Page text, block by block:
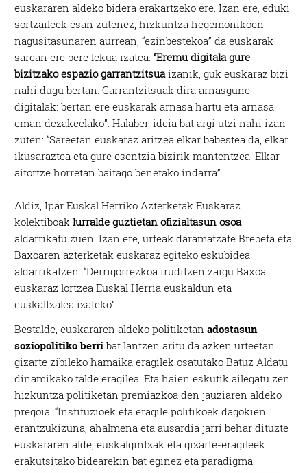
euskararen aldeko bidera erakartzeko ere. Izan ere, eduki
sortzaileek esan zutenez, hizkuntza hegemonikoen
nagusitasunaren aurrean, “ezinbestekoa” da euskarak
sarean ere bere lekua izatea:“Eremu digitala gure
bizitzako espazio garrantzitsuaizanik, guk euskaraz bizi
nahi dugu bertan. Garrantzitsuak dira arnasgune
digitalak: bertan ere euskarak arnasa hartu eta arnasa
eman dezakeelako”. Halaber, ideia bat argi utzi nahi izan
zuten: “Sareetan euskaraz aritzea elkar babestea da, elkar
ikusaraztea eta gure esentzia bizirik mantentzea. Elkar
aitortze horretan baitago benetako indarra”.
Aldiz, Ipar Euskal Herriko Azterketak Euskaraz
kolektiboak lurralde guztietan ofizialtasun osoa
aldarrikatu zuen. Izan ere, urteak daramatzate Brebeta eta
Baxoaren azterketak euskaraz egiteko eskubidea
aldarrikatzen: “Derrigorrezkoa iruditzen zaigu Baxoa
euskaraz lortzea Euskal Herria euskaldun eta
euskaltzalea izateko”.
Bestalde, euskararen aldeko politiketan adostasun
soziopolitiko berri bat lantzen aritu da azken urteetan
gizarte zibileko hamaika eragilek osatutako Batuz Aldatu
dinamikako talde eragilea. Eta haien eskutik ailegatu zen
hizkuntza politiketan premiazkoa den jauziaren aldeko
pregoia: “Instituzioek eta eragile politikoek dagokien
erantzukizuna, ahalmena eta ausardia jarri behar dituzte
euskararen alde, euskalgintzak eta gizarte-eragileek
erakutsitako bidearekin bat eginez eta paradigma